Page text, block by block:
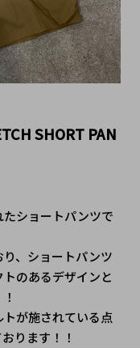
SHORT PAN
ショートパンツで
、ショートパンツ
のあるデザインと
が施されている点
ります！！